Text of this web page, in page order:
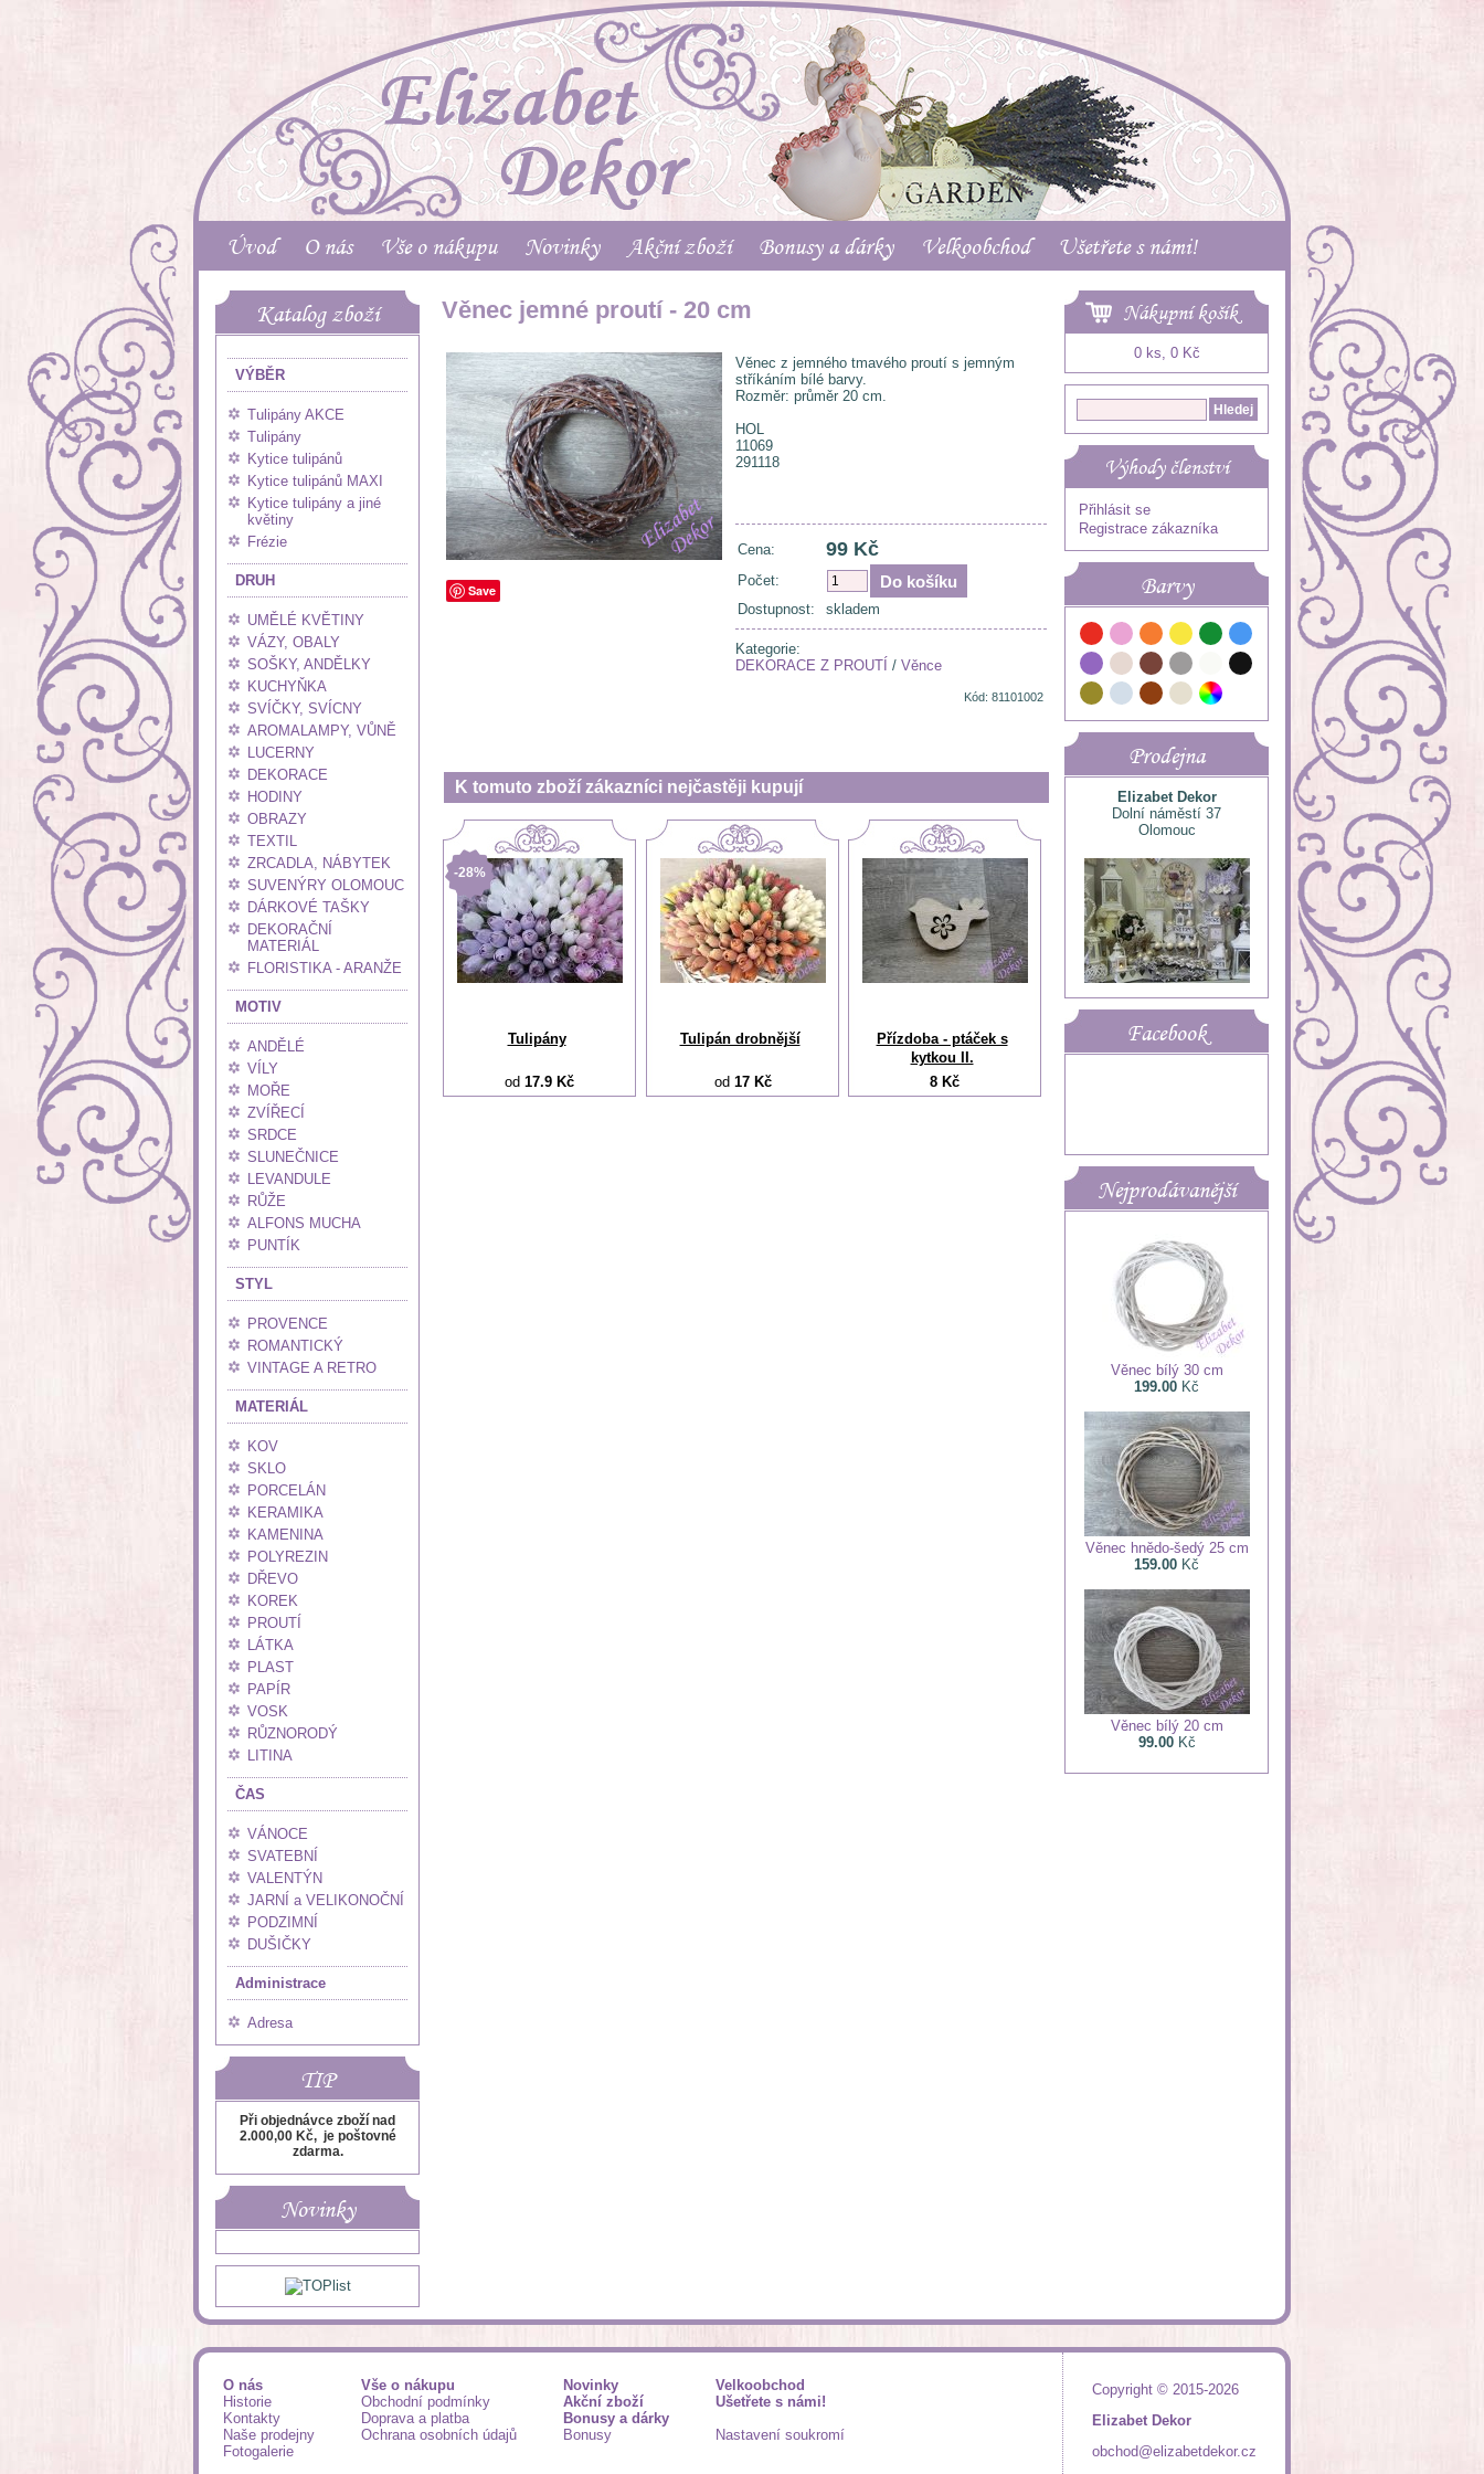
Úvod O nás Vše o nákupu Novinky Akční zboží Bonusy a dárky Velkoobchod Ušetřete s námi!
Katalog zboží
VÝBĚR
Tulipány AKCE
Tulipány
Kytice tulipánů
Kytice tulipánů MAXI
Kytice tulipány a jiné
květiny
Frézie
DRUH
UMĚLÉ KVĚTINY
VÁZY, OBALY
SOŠKY, ANDĚLKY
KUCHYŇKA
SVÍČKY, SVÍCNY
AROMALAMPY, VŮNĚ
LUCERNY
DEKORACE
HODINY
OBRAZY
TEXTIL
ZRCADLA, NÁBYTEK
SUVENÝRY OLOMOUC
DÁRKOVÉ TAŠKY
DEKORAČNÍ
MATERIÁL
FLORISTIKA - ARANŽE
MOTIV
ANDĚLÉ
VÍLY
MOŘE
ZVÍŘECÍ
SRDCE
SLUNEČNICE
LEVANDULE
RŮŽE
ALFONS MUCHA
PUNTÍK
STYL
PROVENCE
ROMANTICKÝ
VINTAGE A RETRO
MATERIÁL
KOV
SKLO
PORCELÁN
KERAMIKA
KAMENINA
POLYREZIN
DŘEVO
KOREK
PROUTÍ
LÁTKA
PLAST
PAPÍR
VOSK
RŮZNORODÝ
LITINA
ČAS
VÁNOCE
SVATEBNÍ
VALENTÝN
JARNÍ a VELIKONOČNÍ
PODZIMNÍ
DUŠIČKY
Administrace
Adresa
TIP
Při objednávce zboží nad
2.000,00 Kč, je poštovné
zdarma.
Novinky
Věnec jemné proutí - 20 cm
Save
Věnec z jemného tmavého proutí s jemným
stříkáním bílé barvy.
Rozměr: průměr 20 cm.
HOL
11069
291118
Cena: 99 Kč
Počet:
Dostupnost:
skladem
Kategorie:
DEKORACE Z PROUTÍ / Věnce
Kód: 81101002
K tomuto zboží zákazníci nejčastěji kupují
-28%
Tulipány
od 17.9 Kč
Tulipán drobnější
od 17 Kč
Přízdoba - ptáček s
kytkou II.
8 Kč
Nákupní košík
0 ks, 0 Kč
Výhody členství
Přihlásit se
Registrace zákazníka
Barvy
Prodejna
Elizabet Dekor
Dolní náměstí 37
Olomouc
Facebook
Nejprodávanější
Věnec bílý 30 cm
199.00 Kč
Věnec hnědo-šedý 25 cm
159.00 Kč
Věnec bílý 20 cm
99.00Kč
Copyright © 2015-2026
Elizabet Dekor
obchod@elizabetdekor.cz
O nás
Historie
Kontakty
Naše prodejny
Fotogalerie
Vše o nákupu
Obchodní podmínky
Doprava a platba
Ochrana osobních údajů
Novinky
Akční zboží
Bonusy a dárky
Bonusy
Velkoobchod
Ušetřete s námi!
Nastavení soukromí